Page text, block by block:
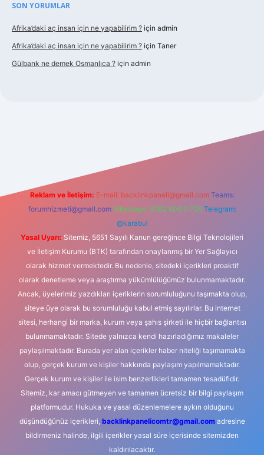
SON YORUMLAR
Afrika’daki aç insan için ne yapabilirim ? için admin
Afrika’daki aç insan için ne yapabilirim ? için Taner
Gülbank ne demek Osmanlıca ? için admin
Reklam ve İletişim: E-mail: backlinkpaneli@gmail.com Teams:
forumhizmeti@gmail.com Whatsapp: 0262 606 0 726 Telegram:
@karabul
Yasal Uyarı: Sitemiz, 5651 Sayılı Kanun gereğince Bilgi Teknolojileri
ve İletişim Kurumu (BTK) tarafından onaylanmış bir Yer Sağlayıcı
olarak hizmet vermektedir. Bu nedenle, sitedeki içerikleri proaktif
olarak denetleme veya araştırma yükümlülüğümüz bulunmamaktadır.
Ancak, üyelerimiz yazdıkları içeriklerin sorumluluğunu taşımakta olup,
siteye üye olarak bu sorumluluğu kabul etmiş sayılırlar. Bu internet
sitesi, herhangi bir marka, kurum veya şahıs şirketi ile hiçbir bağlantısı
bulunmamaktadır. Sitede yalnızca kendi hazırladığımız makaleler
paylaşılmaktadır. Burada yer alan içerikler haber niteliği taşımamakta
olup, gerçek kurum ve kişiler hakkında paylaşım yapılmamaktadır.
Gerçek kurum ve kişiler ile isim benzerlikleri tamamen tesadüfidir.
Sitemiz, kar amacı gütmeyen ve tamamen ücretsiz bir bilgi paylaşım
platformudur. Hukuka ve yasal düzenlemelere aykırı olduğunu
düşündüğünüz içerikleri, backlinkpanelicomtr@gmail.comadresine
bildirmeniz halinde, ilgili içerikler yasal süre içerisinde sitemizden
kaldırılacaktır.